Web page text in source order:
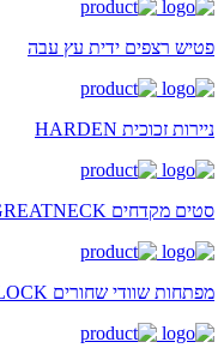
פטיש רצפים ידית עץ עבה
ניירות זכוכית HARDEN
סטים מקדחים GREATNECK
מפתחות שוודי שחורים CHANNELLOCK